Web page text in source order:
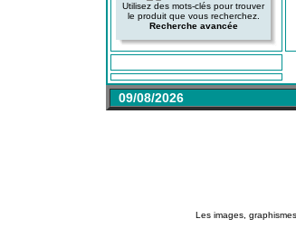
Utilisez des mots-clés pour trouver
le produit que vous recherchez.
Recherche avancée
09/08/2026
Les images,